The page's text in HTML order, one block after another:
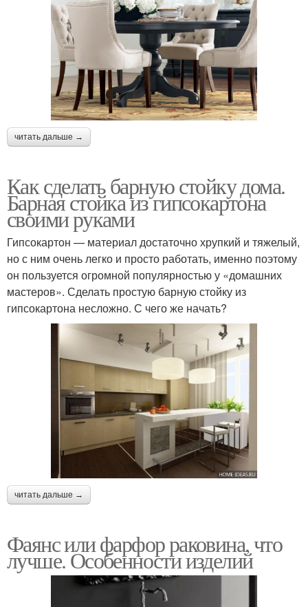
читать дальше →
Как сделать барную стойку дома.
Барная стойка из гипсокартона
своими руками
Гипсокартон — материал достаточно хрупкий и тяжелый,
но с ним очень легко и просто работать, именно поэтому
он пользуется огромной популярностью у «домашних
мастеров». Сделать простую барную стойку из
гипсокартона несложно. С чего же начать?
читать дальше →
Фаянс или фарфор раковина, что
лучше. Особенности изделий